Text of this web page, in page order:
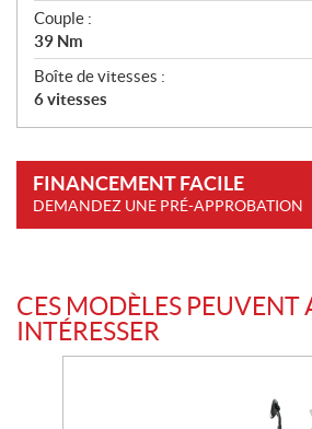
Couple :
39 Nm
Boîte de vitesses :
6 vitesses
FINANCEMENT FACILE
DEMANDEZ UNE PRÉ-APPROBATION
CES MODÈLES PEUVENT
INTÉRESSER